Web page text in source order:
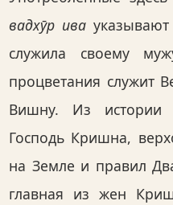
вадхӯр ива
служила своему
процветания служит
Вишну. Из
Господь Кришна,
на Земле и правил
главная из жен